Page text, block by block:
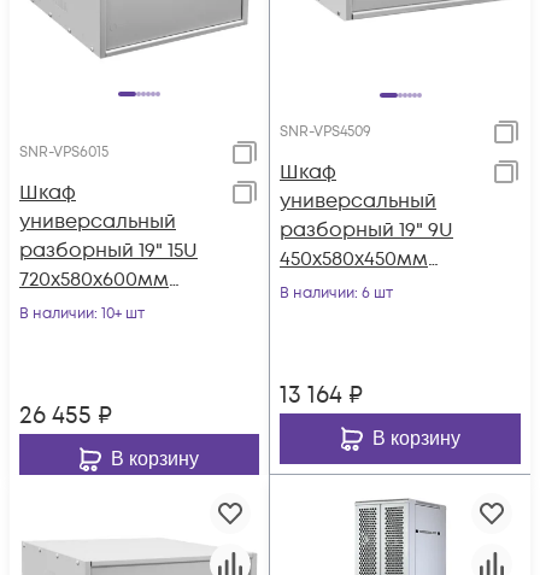
SNR-VPS6015
Шкаф
универсальный
разборный 19" 15U
720x580x600мм
(ВШГ)
В наличии: 10+ шт
26 455 ₽
В корзину
SNR-VPS4509
Шкаф
универсальный
разборный 19" 9U
450x580x450мм
(ВШГ)
В наличии: 6 шт
13 164 ₽
В корзину